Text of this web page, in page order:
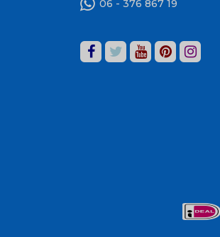
06 - 376 867 19